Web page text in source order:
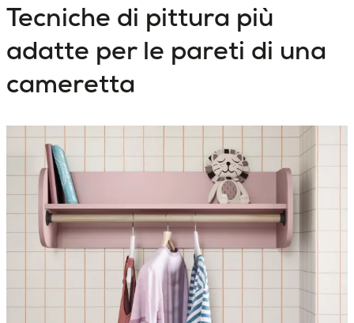
Tecniche di pittura più
adatte per le pareti di una
cameretta